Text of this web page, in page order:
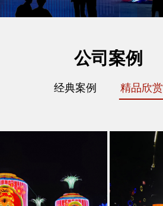
公司案例
经典案例 精品欣赏